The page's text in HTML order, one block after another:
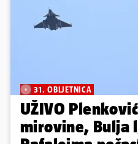
31. OBLJETNICA
UŽIVO
mirovine, Bulja